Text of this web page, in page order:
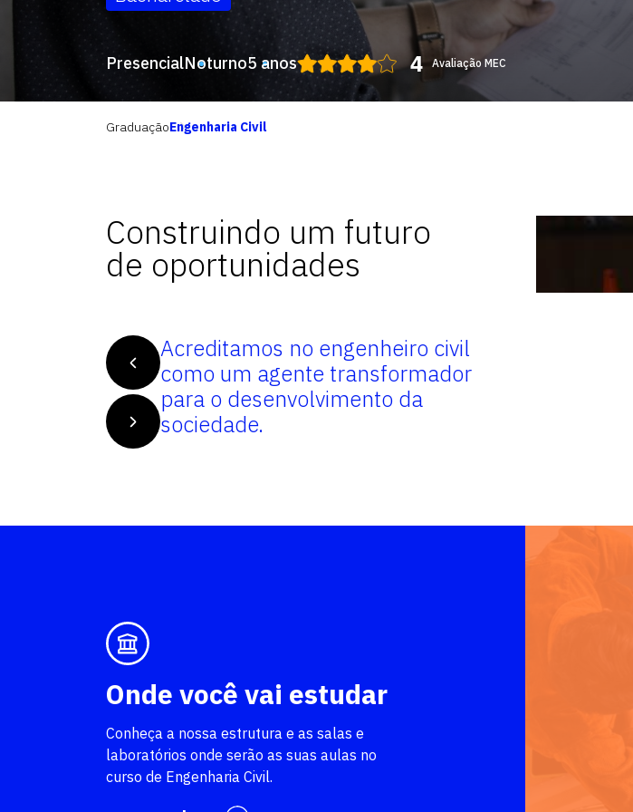
PresencialNoturno5 anos Avaliação MEC
GraduaçãoEngenharia Civil
Construindo um futuro
de oportunidades
e
Acreditamos no engenheiro civil
como um agente transformador
para o desenvolvimento da
sociedade.
Onde você vai estudar
Conheça a nossa estrutura e as salas e
laboratórios onde serão as suas aulas no
curso de Engenharia Civil.